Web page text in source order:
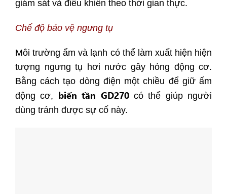
giám sát và điều khiển theo thời gian thực.
Chế độ bảo vệ ngưng tụ
Môi trường ẩm và lạnh có thể làm xuất hiện hiện
tượng ngưng tụ hơi nước gây hỏng động cơ.
Bằng cách tạo dòng điện một chiều để giữ ấm
động cơ, biến tần GD270có thể giúp người
dùng tránh được sự cố này.